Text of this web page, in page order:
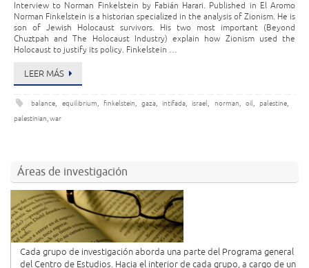
Interview to Norman Finkelstein by Fabián Harari. Published in El Aromo
Norman Finkelstein is a historian specialized in the analysis of Zionism. He is
son of Jewish Holocaust survivors. His two most important (Beyond
Chuztpah and The Holocaust Industry) explain how Zionism used the
Holocaust to justify its policy. Finkelstein …
LEER MÁS
balance, equilibrium, finkelstein, gaza,intifada,israel, norman, oil, palestine,
palestinian,war
Áreas de investigación
Cada grupo de investigación aborda una parte del Programa general
del Centro de Estudios. Hacia el interior de cada grupo, a cargo de un